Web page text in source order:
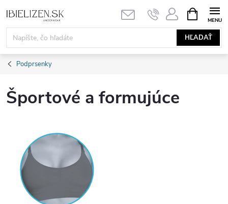
na
obsah
HĽADAŤ
KOŠÍK
Podprsenky
Športové a formujúce